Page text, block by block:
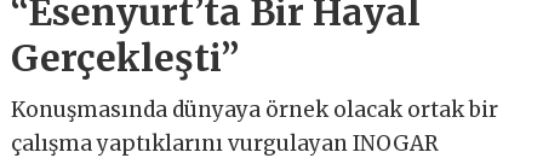
“Esenyurt’ta Bir Hayal
Gerçekleşti”
Konuşmasında dünyaya örnek olacak ortak bir
çalışma yaptıklarını vurgulayan INOGAR